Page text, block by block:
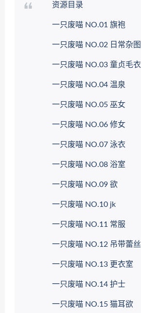
资源目录
一只废喵 NO.01 旗袍
一只废喵 NO.02 日常杂图
一只废喵 NO.03 童贞毛衣
一只废喵 NO.04 温泉
一只废喵 NO.05 巫女
一只废喵 NO.06 修女
一只废喵 NO.07 泳衣
一只废喵 NO.08 浴室
一只废喵 NO.09 欲
一只废喵 NO.10 jk
一只废喵 NO.11 常服
一只废喵 NO.12 吊带蕾丝
一只废喵 NO.13 更衣室
一只废喵 NO.14 护士
一只废喵 NO.15 猫耳欲